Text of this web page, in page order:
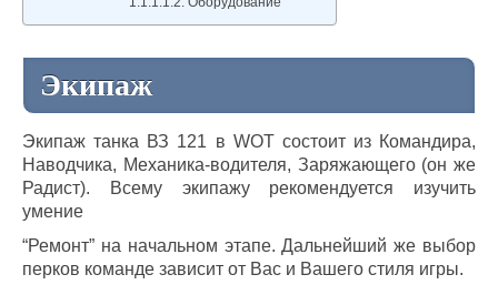
Экипаж
Экипаж танка ВЗ 121 в WOT состоит из Командира,
Наводчика, Механика-водителя, Заряжающего (он же
Радист). Всему экипажу рекомендуется изучить
умение
“Ремонт” на начальном этапе. Дальнейший же выбор
перков команде зависит от Вас и Вашего стиля игры.